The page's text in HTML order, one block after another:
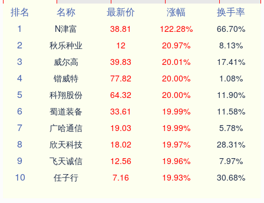
排名
名称 最新价 涨幅
换手率
1
N津富 38.81 122.28% 66.70%
2 秋乐种业 12 20.97% 8.13%
3 威尔高 39.83 20.01% 17.41%
4 锴威特 77.82 20.00% 1.08%
5 科翔股份 64.32 20.00% 11.90%
6 蜀道装备 33.61 19.99% 11.58%
7 广哈通信 19.03 19.99% 5.78%
8 欣天科技 18.02 19.97% 28.31%
9 飞天诚信 12.56 19.96% 7.97%
10 任子行 7.16 19.93% 30.68%